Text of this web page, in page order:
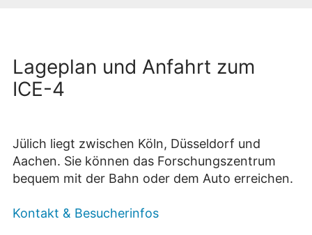
Lageplan und Anfahrt zum
ICE-4
Jülich liegt zwischen Köln, Düsseldorf und
Aachen. Sie können das Forschungszentrum
bequem mit der Bahn oder dem Auto erreichen.
Kontakt & Besucherinfos